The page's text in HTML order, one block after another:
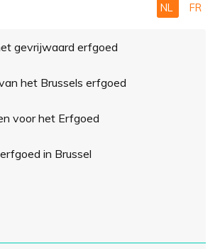
NL FR
gevrijwaard erfgoed
het Brussels erfgoed
voor het Erfgoed
in Brussel